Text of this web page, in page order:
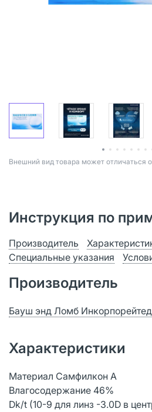
Bнешний вид товара может отличаться
Инструкция по
Производитель
Специальные указания
Производитель
Бауш энд Ломб
Характеристики
Материал Самфилкон А
Влагосодержание 46%
Dk/t (10-9 для линз -3.0D в